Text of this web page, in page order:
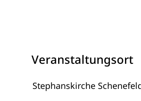
Veranstaltungsort
Stephanskirche